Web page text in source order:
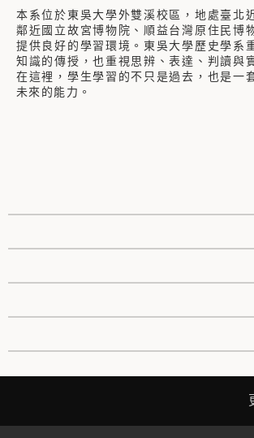
本系位於東吳大學外雙溪校區，地處臺北
鄰近國立故宮博物院、順益台灣原住民博
提供良好的學習環境。東吳大學歷史學系
知識的傳授，也重視思辨、表達、判讀與
在這裡，學生學習的不只是過去，也是一
未來的能力。